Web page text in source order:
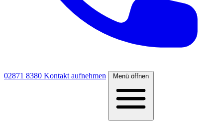
02871 8380 Kontakt aufnehmen Menü öffnen